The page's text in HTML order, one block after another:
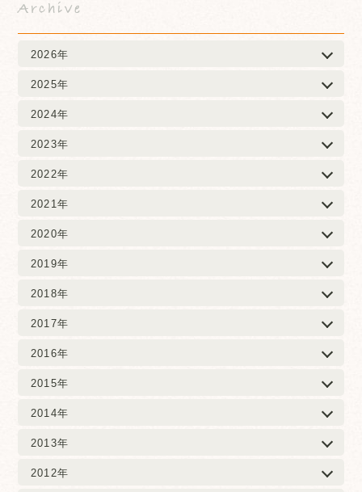
Archive
2026年
2025年
2024年
2023年
2022年
2021年
2020年
2019年
2018年
2017年
2016年
2015年
2014年
2013年
2012年